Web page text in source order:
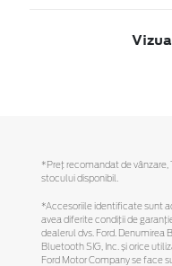
*Preţ recomandat de vânzare,
stocului disponibil.
*Accesoriile identificate sunt
avea diferite condiții de
dealerul dvs. Ford.
Bluetooth SIG, Inc. și orice
Ford Motor Company se face